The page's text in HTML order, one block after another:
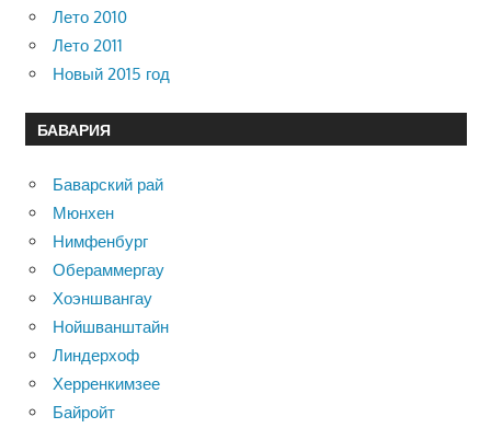
Лето 2010
Лето 2011
Новый 2015 год
БАВАРИЯ
Баварский рай
Мюнхен
Нимфенбург
Обераммергау
Хоэншвангау
Нойшванштайн
Линдерхоф
Херренкимзее
Байройт